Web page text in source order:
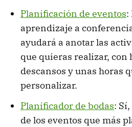
Planificación de eventos:
aprendizaje a
ayudará a anotar las
que quieras realizar, con
descansos y unas horas
personalizar.
Planificador de bodas:
de los eventos que más